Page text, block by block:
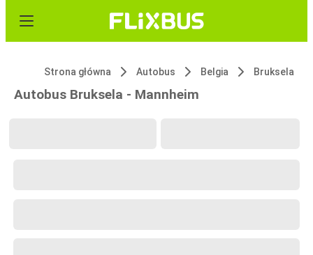
Strona główna Autobus Belgia Bruksela
Autobus Bruksela - Mannheim